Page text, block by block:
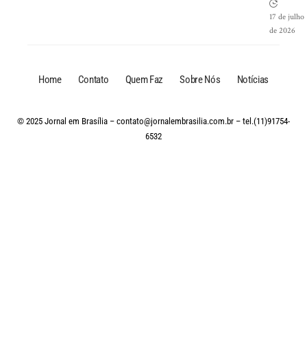
17 de julho
de 2026
Home Contato Quem Faz Sobre Nós Notícias
© 2025 Jornal em Brasília – contato@jornalembrasilia.com.br – tel.(11)91754-
6532